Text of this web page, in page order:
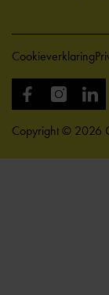
Copyright © 2026
Cookieverklaring